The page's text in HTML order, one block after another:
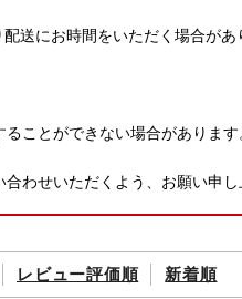
送にお時間をいただく場合があ
ことができない場合があります
わせいただくよう、お願い申し
レビュー評価順 新着順